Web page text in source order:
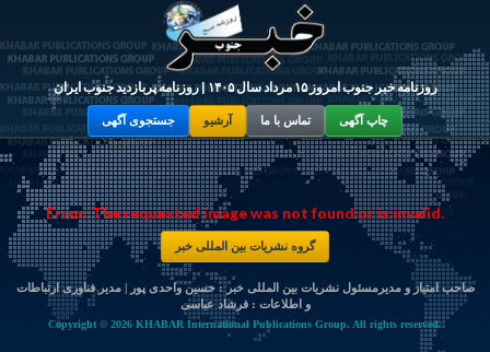
روزنامه خبر جنوب امروز ۱۵ مرداد سال ۱۴۰۵ | روزنامه پربازدید جنوب ایران
جستجوی آگهی آرشیو تماس با ما چاپ آگهی
Error: The requested image was not found or is invalid.
گروه نشریات بین المللی خبر
صاحب امتیاز و مدیرمسئول نشریات بین المللی خبر : حسین واحدی پور | مدیر فناوری ارتباطات
و اطلاعات :فرشاد عباسی
Copyright © 2026 KHABAR International Publications Group. All rights reserved.